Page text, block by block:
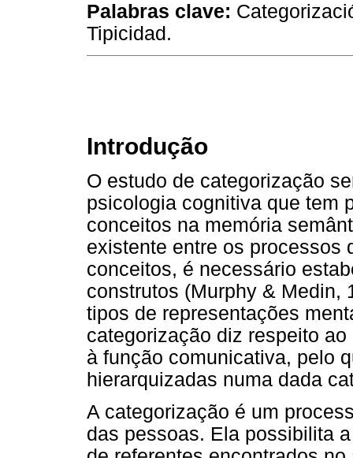
Palabras clave:
Tipicidad.
Introdução
O estudo de categorização
psicologia cognitiva que tem
conceitos na memória
existente entre os processos
conceitos, é necessário
construtos (Murphy & Medin,
tipos de representações
categorização diz respeito
à função comunicativa, pelo
hierarquizadas numa dada
A categorização é um
das pessoas. Ela possibilita